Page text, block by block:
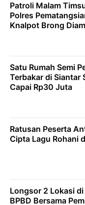
Patroli Malam
Polres
Knalpot Brong
Satu Rumah Semi
Terbakar di Siantar
Capai Rp30 Juta
Ratusan Peserta
Cipta Lagu Rohani
Longsor 2 Lokasi
BPBD Bersama